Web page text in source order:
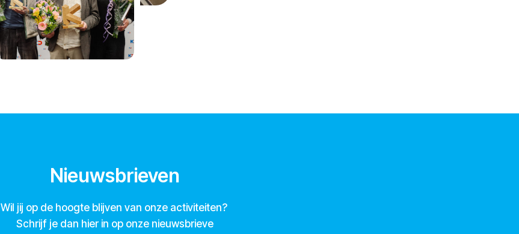
Nieuwsbrieven
Wil jij op de hoogte blijven van onze activiteiten?
Schrijf je dan hier in op onze nieuwsbrieve